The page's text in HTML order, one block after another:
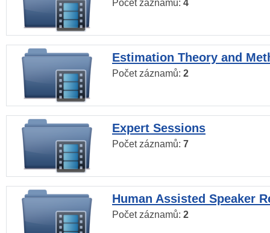
Počet záznamů: 4
Estimation Theory and
Počet záznamů: 2
Expert Sessions
Počet záznamů: 7
Human Assisted Speaker
Počet záznamů: 2